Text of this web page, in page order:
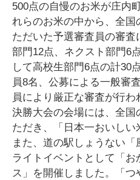
500点の自慢のお米が庄内
れらのお米の中から、全
ただいた予選審査員の審
部門12点、ネクスト部門6
して高校生部門6点の計30
員8名、公募による一般審
員により厳正な審査が行わ
決勝大会の会場には、全
ただき、「日本一おいしい
また、道の駅しょうない
ライトイベントとして「
ス」を開催しました。「